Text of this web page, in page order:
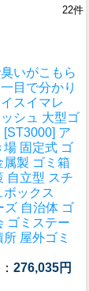
22件
いがこもら
目で分かり
イスイマレ
シュ 大型ゴ
[ST3000] ア
場 固定式 ゴ
属製 ゴミ箱
自立型 スチ
ボックス
ズ 自治体 ゴ
ゴミステー
屋外ゴミ
276,035円